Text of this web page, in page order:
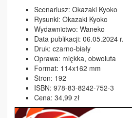
Scenariusz: Okazaki Kyoko
Rysunki: Okazaki Kyoko
Wydawnictwo: Waneko
Data publikacji: 06.05.2024 r.
Druk: czarno-biały
Oprawa: miękka, obwoluta
Format: 114x162 mm
Stron: 192
ISBN: 978-83-8242-752-3
Cena: 34,99 zł